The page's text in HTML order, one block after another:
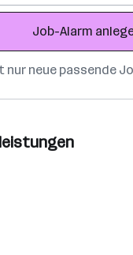
Job-Alarm
nur neue passende